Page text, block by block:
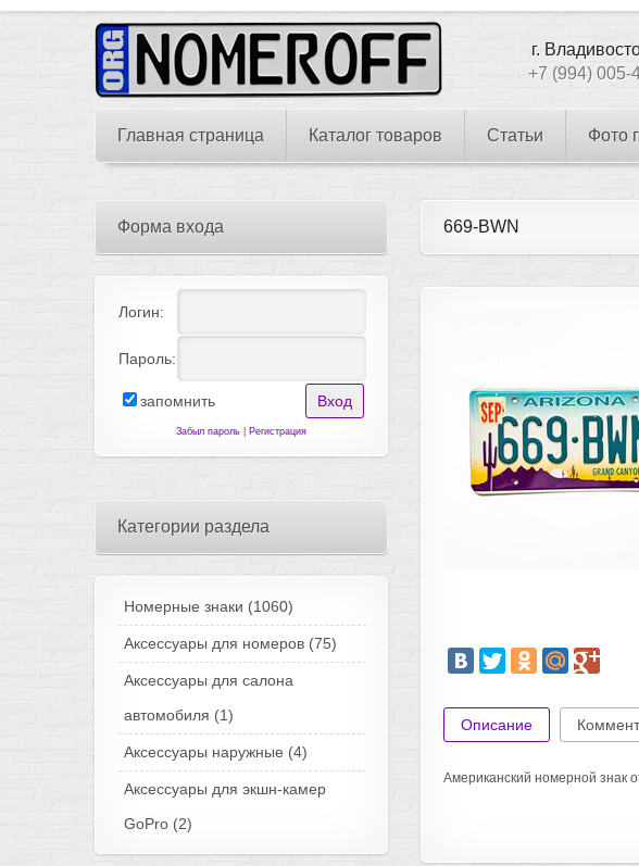
г.
+7 (994) 005-
Главная страница Каталог товаров Статьи Фото
669-BWN
Описание
Американский номерной знак
Форма входа
Логин:
Пароль:
запомнить
Забыл пароль Регистрация
Категории раздела
Номерные знаки (1060)
Аксессуары для номеров (75)
Аксессуары для салона
автомобиля (1)
Аксессуары наружные (4)
Аксессуары для экшн-камер
GoPro (2)